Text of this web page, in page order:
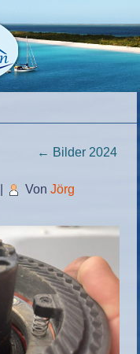
← Bilder 2024
Von Jörg